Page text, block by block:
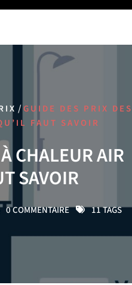
/GUIDE DES PRIX DES
FAUT SAVOIR
CHALEUR AIR
SAVOIR
0 COMMENTAIRE 11 TAGS